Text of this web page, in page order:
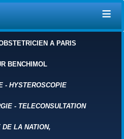
≡
A PARIS
BENCHIMOL
- HYSTEROSCOPIE
- TELECONSULTATION
DE LA NATION,